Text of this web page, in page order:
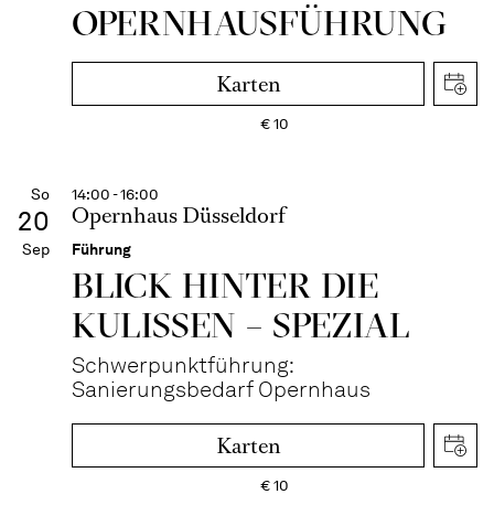
OPERN­HAUS­FÜH­RUNG
Karten
€10
So
20
Sep
14:00 - 16:00
Opernhaus Düsseldorf
Führung
BLICK HINTER DIE
KULISSEN – SPEZIAL
Schwerpunktführung:
Sanierungsbedarf Opernhaus
Karten
€10